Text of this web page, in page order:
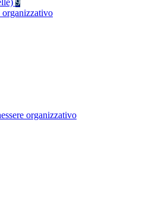
9
organizzativo
organizzativo